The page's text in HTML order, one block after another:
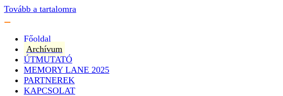
Tovább a tartalomra
Főoldal
Archívum
ÚTMUTATÓ
MEMORY LANE 2025
PARTNEREK
KAPCSOLAT